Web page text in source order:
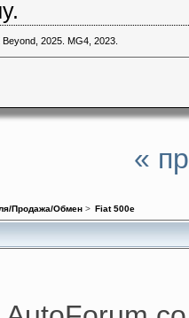
2025. MG4, 2023.
«
Продажа/Обмен> Fiat 500e